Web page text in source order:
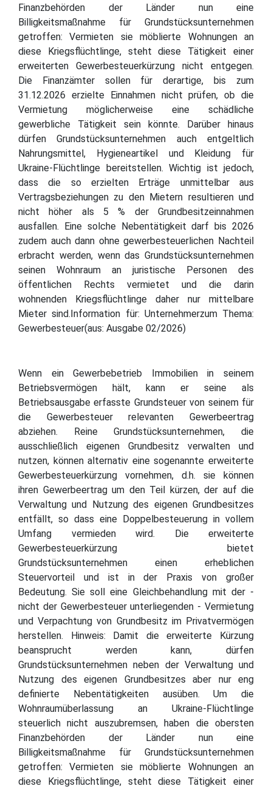
Finanzbehörden der Länder nun eine
Billigkeitsmaßnahme für Grundstücksunternehmen
getroffen: Vermieten sie möblierte Wohnungen an
diese Kriegsflüchtlinge, steht diese Tätigkeit einer
erweiterten Gewerbesteuerkürzung nicht entgegen.
Die Finanzämter sollen für derartige, bis zum
31.12.2026 erzielte Einnahmen nicht prüfen, ob die
Vermietung möglicherweise eine schädliche
gewerbliche Tätigkeit sein könnte. Darüber hinaus
dürfen Grundstücksunternehmen auch entgeltlich
Nahrungsmittel, Hygieneartikel und Kleidung für
Ukraine-Flüchtlinge bereitstellen. Wichtig ist jedoch,
dass die so erzielten Erträge unmittelbar aus
Vertragsbeziehungen zu den Mietern resultieren und
nicht höher als 5 % der Grundbesitzeinnahmen
ausfallen. Eine solche Nebentätigkeit darf bis 2026
zudem auch dann ohne gewerbesteuerlichen Nachteil
erbracht werden, wenn das Grundstücksunternehmen
seinen Wohnraum an juristische Personen des
öffentlichen Rechts vermietet und die darin
wohnenden Kriegsflüchtlinge daher nur mittelbare
Mieter sind.Information für: Unternehmerzum Thema:
Gewerbesteuer(aus: Ausgabe 02/2026)
Wenn ein Gewerbebetrieb Immobilien in seinem
Betriebsvermögen hält, kann er seine als
Betriebsausgabe erfasste Grundsteuer von seinem für
die Gewerbesteuer relevanten Gewerbeertrag
abziehen. Reine Grundstücksunternehmen, die
ausschließlich eigenen Grundbesitz verwalten und
nutzen, können alternativ eine sogenannte erweiterte
Gewerbesteuerkürzung vornehmen, d.h. sie können
ihren Gewerbeertrag um den Teil kürzen, der auf die
Verwaltung und Nutzung des eigenen Grundbesitzes
entfällt, so dass eine Doppelbesteuerung in vollem
Umfang vermieden wird. Die erweiterte
Gewerbesteuerkürzung bietet
Grundstücksunternehmen einen erheblichen
Steuervorteil und ist in der Praxis von großer
Bedeutung. Sie soll eine Gleichbehandlung mit der -
nicht der Gewerbesteuer unterliegenden - Vermietung
und Verpachtung von Grundbesitz im Privatvermögen
herstellen. Hinweis: Damit die erweiterte Kürzung
beansprucht werden kann, dürfen
Grundstücksunternehmen neben der Verwaltung und
Nutzung des eigenen Grundbesitzes aber nur eng
definierte Nebentätigkeiten ausüben. Um die
Wohnraumüberlassung an Ukraine-Flüchtlinge
steuerlich nicht auszubremsen, haben die obersten
Finanzbehörden der Länder nun eine
Billigkeitsmaßnahme für Grundstücksunternehmen
getroffen: Vermieten sie möblierte Wohnungen an
diese Kriegsflüchtlinge, steht diese Tätigkeit einer